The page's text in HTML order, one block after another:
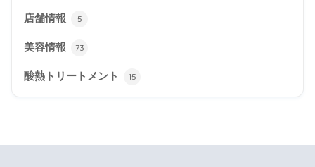
店舗情報 5
美容情報 73
酸熱トリートメント 15